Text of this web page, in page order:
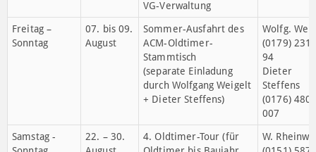
(0160) 949
023 45
Sonntag 14. Juni
37. Jugend-Kart-Slalom
HELA-Parkplatz NW
Ausschuss
„Jugend &
Sport“
Fahrrad-Turnier mit der
Maikammer
Ort: Parkdeck neben
Jochen Glas
(0160) 949
023 45